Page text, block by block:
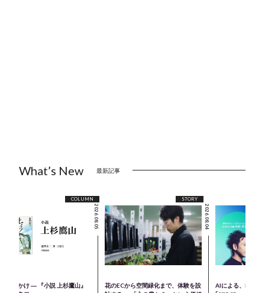
What’s New 最新記事
COLUMN
2026.08.05
きっかけ ― 『小説 上杉鷹山』
STORY
2026.08.04
花のECから空間緑化まで、体験を設
AIによる、M＆A